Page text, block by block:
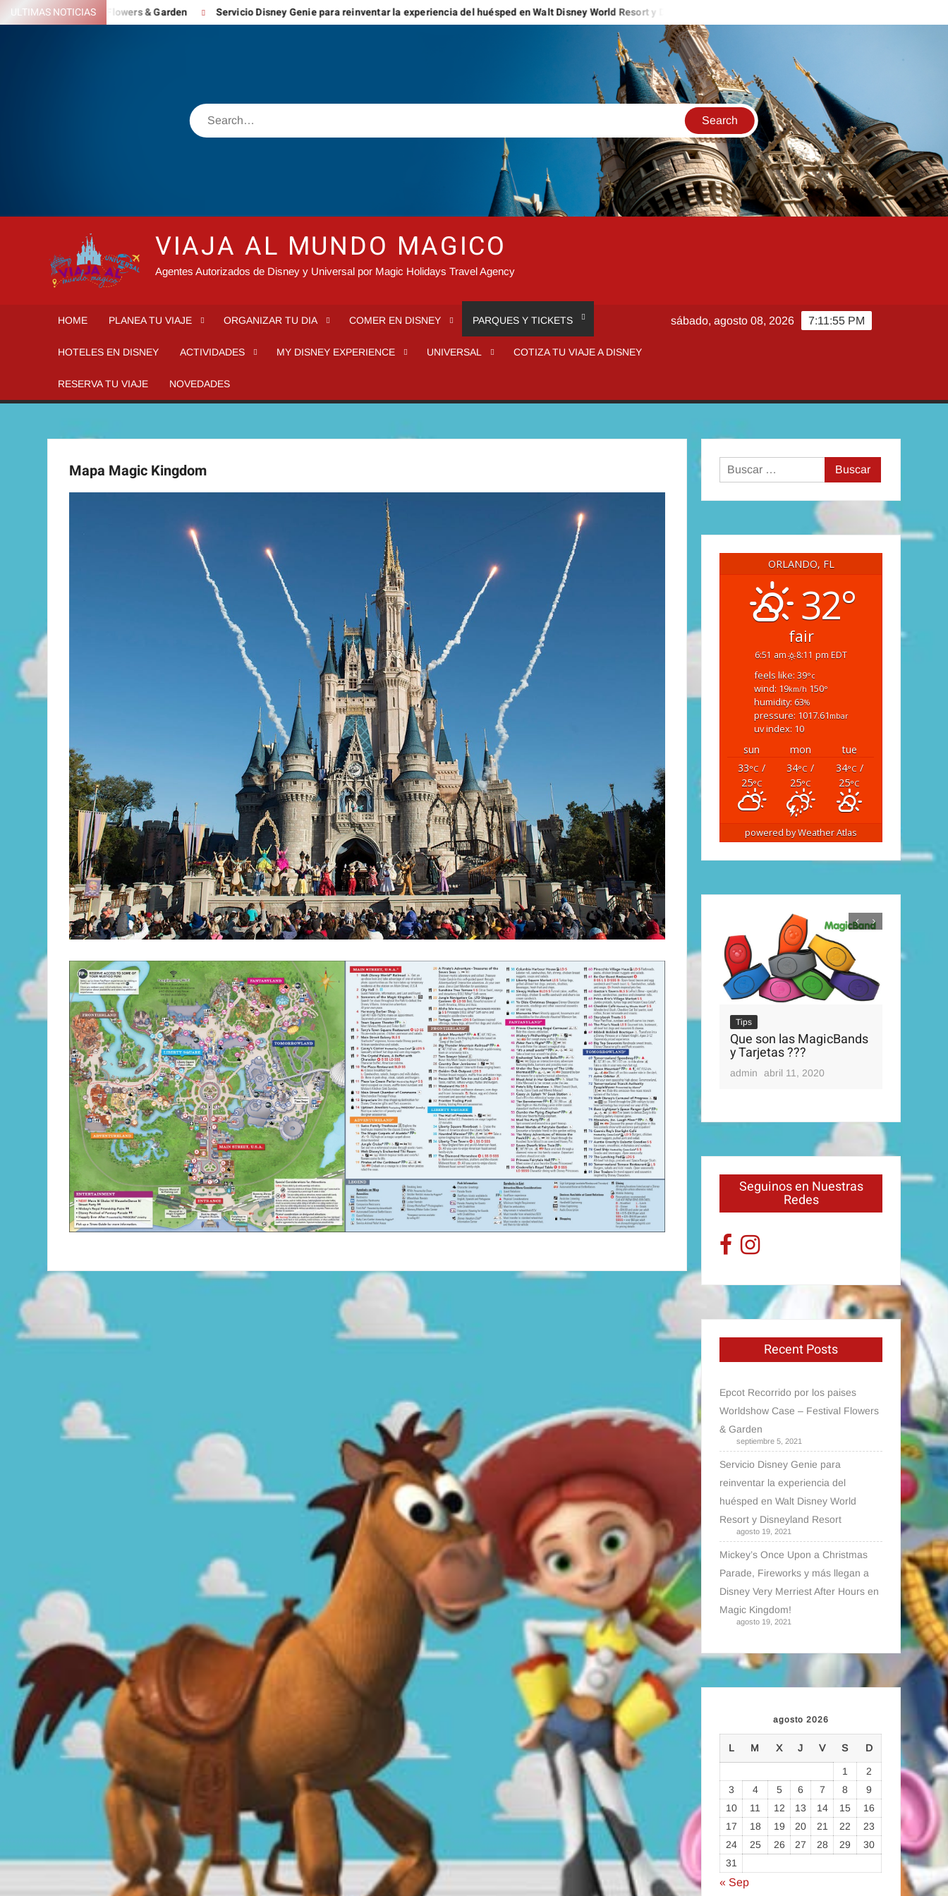
Skip
to
ULTIMAS NOTICIAS
Festival Flowers & Garden Servicio Disney Genie para reinventar la experiencia del huésped en Walt Disney World Resort y Disneyland Resort
Search
VIAJA AL MUNDO MAGICO
Agentes Autorizados de Disney y Universal por Magic Holidays Travel Agency
HOME PLANEA TU VIAJE ORGANIZAR TU DIA COMER EN DISNEY PARQUES Y TICKETS
HOTELES EN DISNEY ACTIVIDADES MY DISNEY EXPERIENCE UNIVERSAL COTIZA TU VIAJE A DISNEY
RESERVA TU VIAJE NOVEDADES
7:11:56 PM
sábado, agosto 08, 2026
Mapa Magic Kingdom Buscar:
ORLANDO, FL
32°
fair
6:51 am 8:11 pm EDT
feels like: 39°c
wind: 19km/h 150°
humidity: 63%
pressure: 1017.61 mbar
uv index: 10
sun mon
tue
33°C /
25°C
34°C /
25°C
34°C /
25°C
powered byWeather Atlas
Tips
Disney’s Magical Express
admin abril 11, 2020
Tips
MAPA DE LOS PARQUES
admin abril 20, 2020
Tips
Que son las MagicBands
y Tarjetas ???
admin abril 11, 2020
Seguinos en Nuestras
Redes
Recent Posts
Epcot Recorrido por los paises
Worldshow Case – Festival Flowers
& Garden
septiembre 5, 2021
Servicio Disney Genie para
reinventar la experiencia del
huésped en Walt Disney World
Resort y Disneyland Resort
agosto 19, 2021
Mickey’s Once Upon a Christmas
Parade, Fireworks y más llegan a
Disney Very Merriest After Hours en
Magic Kingdom!
agosto 19, 2021
agosto 2026
L M X J V S D
1
2
3
4 5 6 7 8
9
10
11 12 13 14 15
16
17
18 19 20 21 22
23
24
25 26 27 28 29
30
31
« Sep